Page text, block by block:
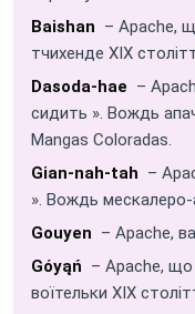
Baishan – Apache,
тчихенде XIX
Dasoda-hae –
сидить ». Вождь
Mangas Coloradas.
Gian-nah-tah –
». Вождь мескалеро-
Gouyen – Apache,
Góyąń – Apache, що
воїтельки XIX